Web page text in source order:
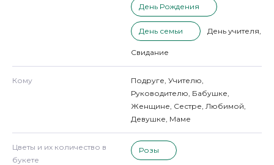
День Рождения
День семьи День учителя,
Свидание
Кому Подруге, Учителю,
Руководителю, Бабушке,
Женщине, Сестре, Любимой,
Девушке, Маме
Цветы и их количество в
букете
Розы